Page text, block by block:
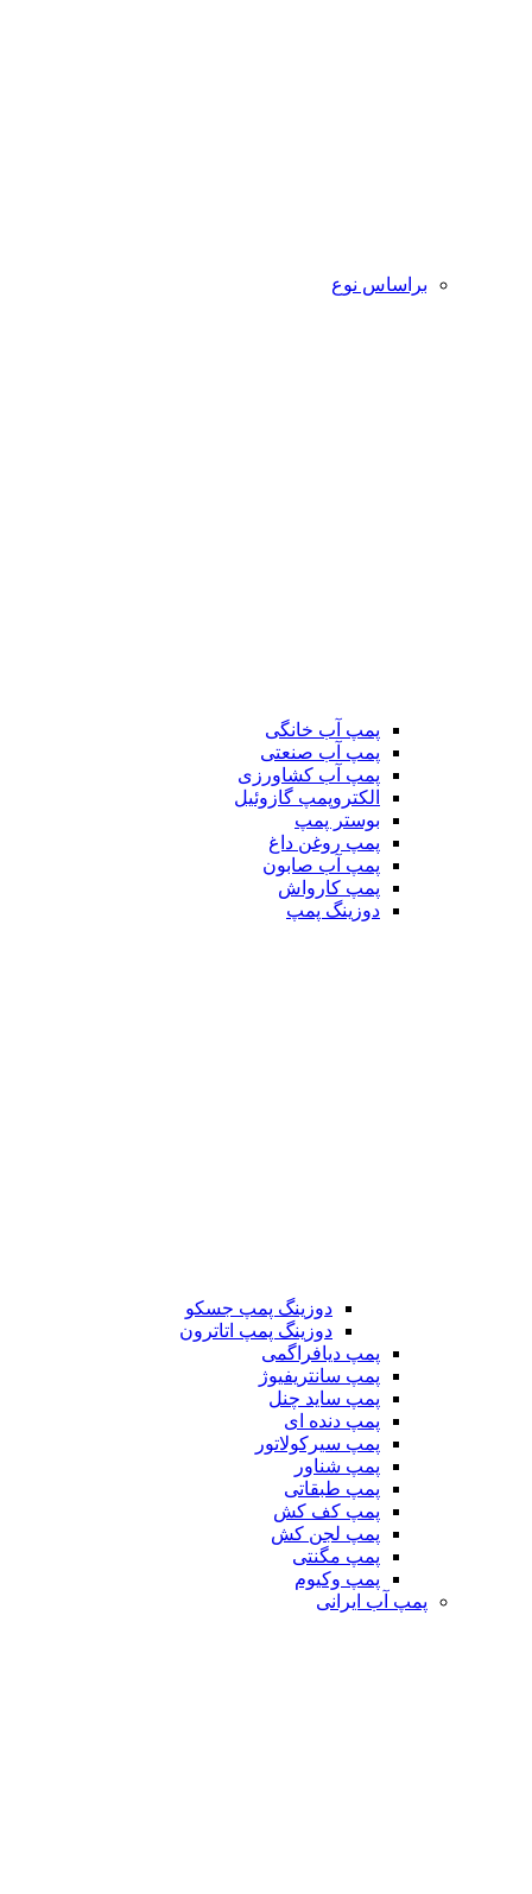
براساس نوع
پمپ آب خانگی
پمپ آب صنعتی
پمپ آب کشاورزی
الکتروپمپ گازوئیل
بوستر پمپ
پمپ روغن داغ
پمپ آب صابون
پمپ کارواش
دوزینگ پمپ
دوزینگ پمپ جسکو
دوزینگ پمپ اتاترون
پمپ دیافراگمی
پمپ سانتریفیوژ
پمپ ساید چنل
پمپ دنده ای
پمپ سیرکولاتور
پمپ شناور
پمپ طبقاتی
پمپ کف کش
پمپ لجن کش
پمپ مگنتی
پمپ وکیوم
پمپ آب ایرانی